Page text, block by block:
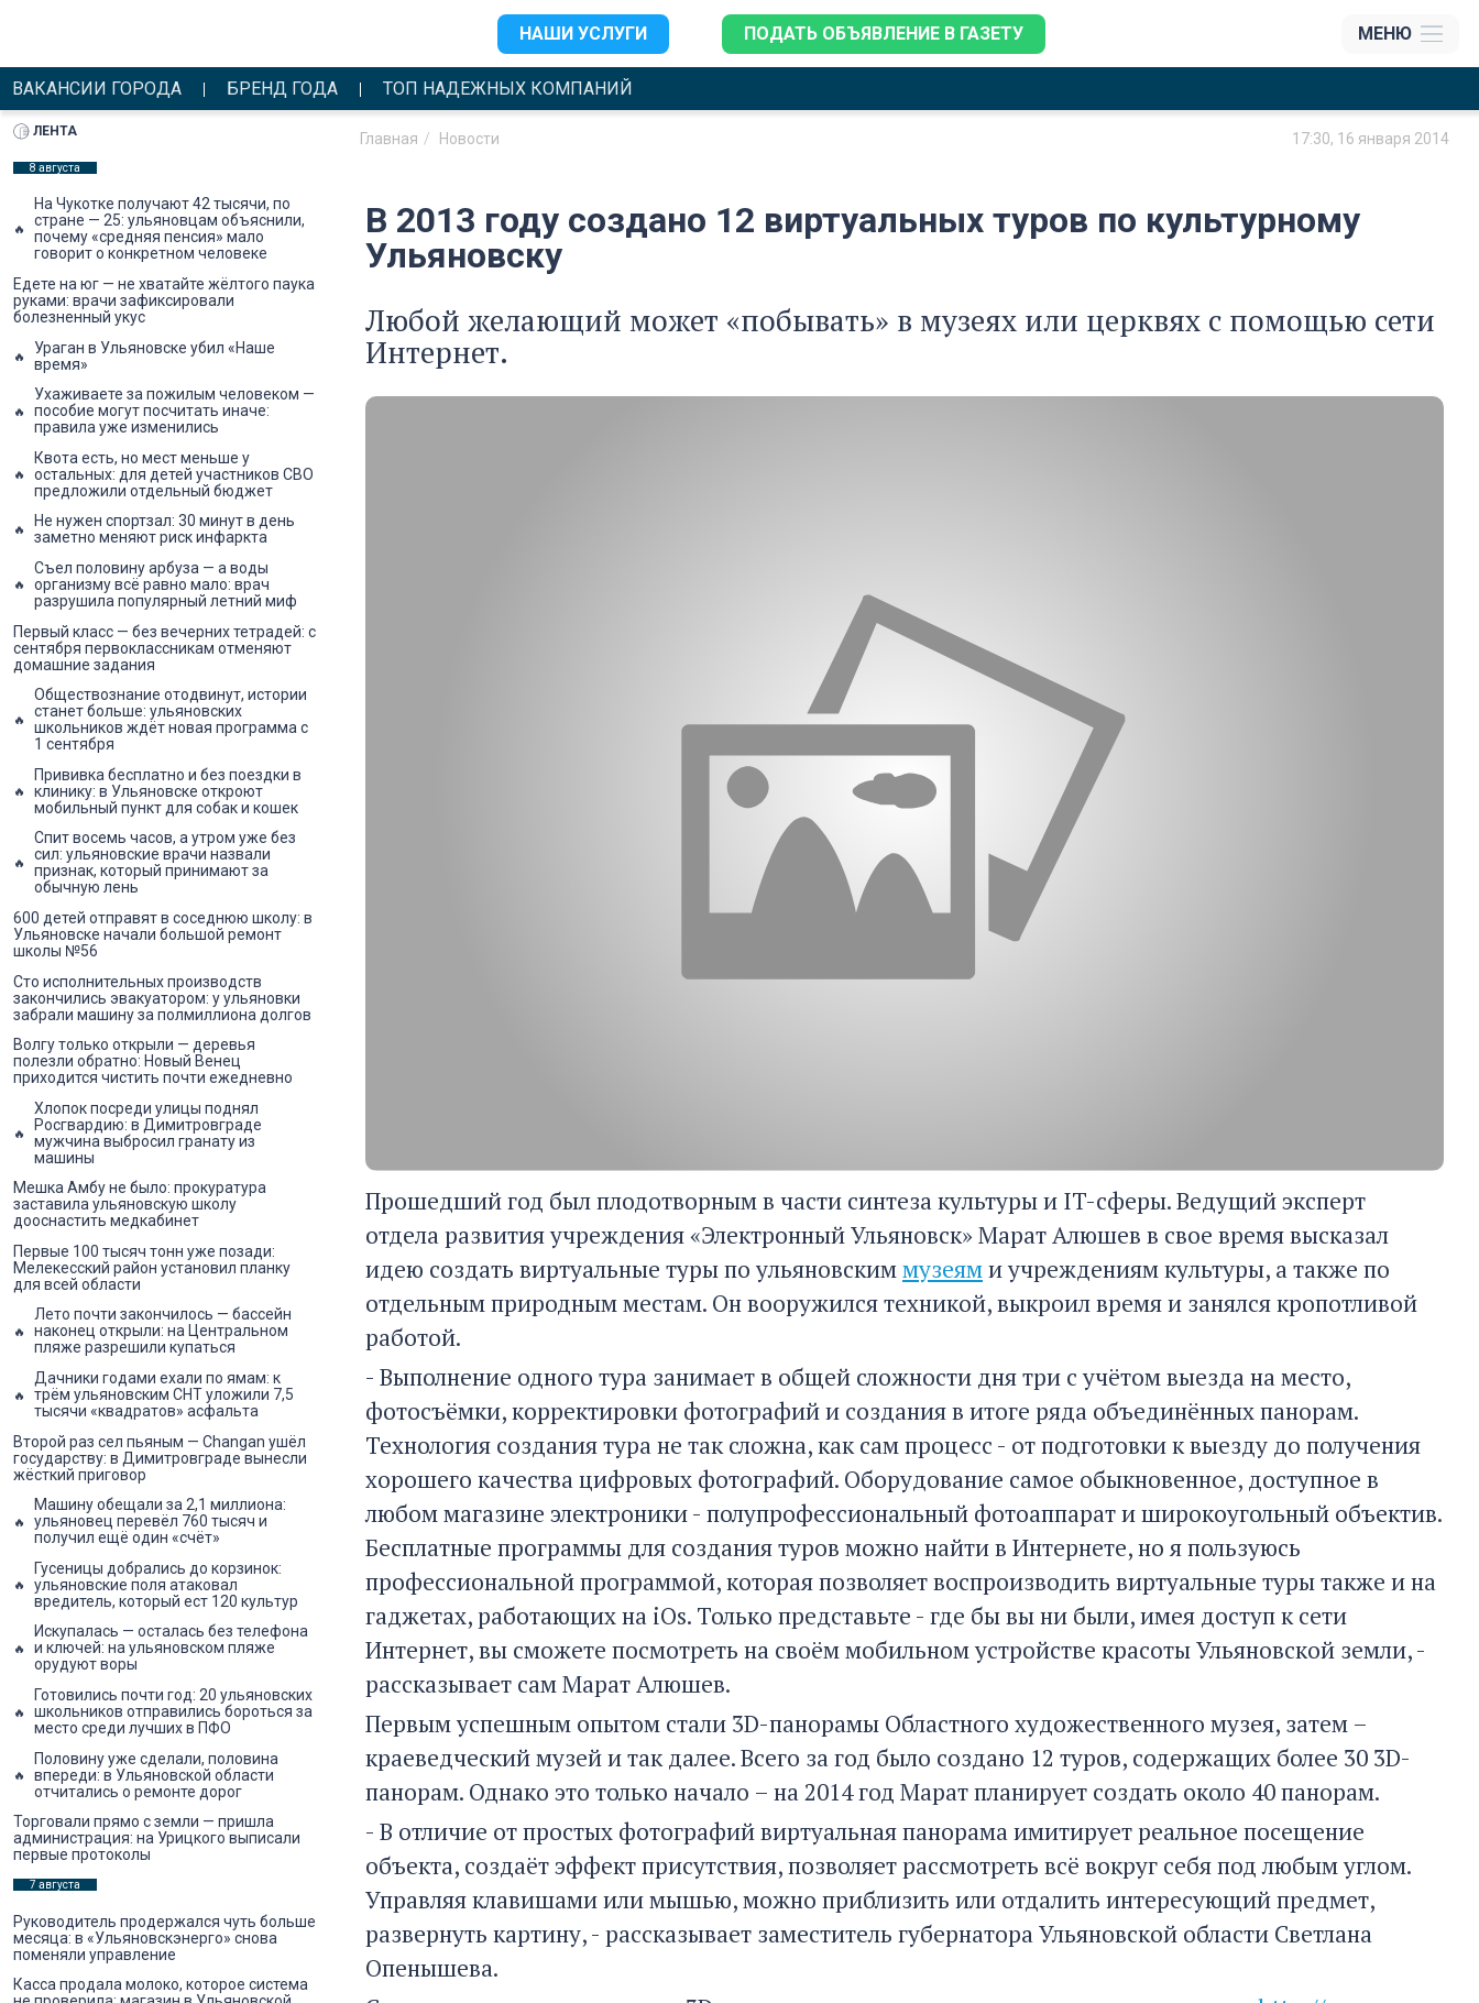
НАШИ УСЛУГИ ПОДАТЬ ОБЪЯВЛЕНИЕ В ГАЗЕТУ МЕНЮ
ВАКАНСИИ ГОРОДА БРЕНД ГОДА ТОП НАДЕЖНЫХ КОМПАНИЙ
Главная Новости 17:30, 16 января 2014
В 2013 году создано 12 виртуальных туров по культурному
Ульяновску
Любой желающий может «побывать» в музеях или церквях с помощью сети
Интернет.
Прошедший год был плодотворным в части синтеза культуры и IT-сферы. Ведущий эксперт
отдела развития учреждения «Электронный Ульяновск» Марат Алюшев в свое время высказал
идею создать виртуальные туры по ульяновскиммузеями учреждениям культуры, а также по
отдельным природным местам. Он вооружился техникой, выкроил время и занялся кропотливой
работой.
- Выполнение одного тура занимает в общей сложности дня три с учётом выезда на место,
фотосъёмки, корректировки фотографий и создания в итоге ряда объединённых панорам.
Технология создания тура не так сложна, как сам процесс - от подготовки к выезду до получения
хорошего качества цифровых фотографий. Оборудование самое обыкновенное, доступное в
любом магазине электроники - полупрофессиональный фотоаппарат и широкоугольный объектив.
Бесплатные программы для создания туров можно найти в Интернете, но я пользуюсь
профессиональной программой, которая позволяет воспроизводить виртуальные туры также и на
гаджетах, работающих на iOs. Только представьте - где бы вы ни были, имея доступ к сети
Интернет, вы сможете посмотреть на своём мобильном устройстве красоты Ульяновской земли, -
рассказывает сам Марат Алюшев.
Первым успешным опытом стали 3D-панорамы Областного художественного музея, затем –
краеведческий музей и так далее. Всего за год было создано 12 туров, содержащих более 30 3D-
панорам. Однако это только начало – на 2014 год Марат планирует создать около 40 панорам.
- В отличие от простых фотографий виртуальная панорама имитирует реальное посещение
объекта, создаёт эффект присутствия, позволяет рассмотреть всё вокруг себя под любым углом.
Управляя клавишами или мышью, можно приблизить или отдалить интересующий предмет,
развернуть картину, - рассказывает заместитель губернатора Ульяновской области Светлана
Опенышева.
ЛЕНТА
8 августа
На Чукотке получают 42 тысячи, по
стране — 25: ульяновцам объяснили,
почему «средняя пенсия» мало
говорит о конкретном человеке
Едете на юг — не хватайте жёлтого паука
руками: врачи зафиксировали
болезненный укус
Ураган в Ульяновске убил «Наше
время»
Ухаживаете за пожилым человеком —
пособие могут посчитать иначе:
правила уже изменились
Квота есть, но мест меньше у
остальных: для детей участников СВО
предложили отдельный бюджет
Не нужен спортзал: 30 минут в день
заметно меняют риск инфаркта
Съел половину арбуза — а воды
организму всё равно мало: врач
разрушила популярный летний миф
Первый класс — без вечерних тетрадей: с
сентября первоклассникам отменяют
домашние задания
Обществознание отодвинут, истории
станет больше: ульяновских
школьников ждёт новая программа с
1 сентября
Прививка бесплатно и без поездки в
клинику: в Ульяновске откроют
мобильный пункт для собак и кошек
Спит восемь часов, а утром уже без
сил: ульяновские врачи назвали
признак, который принимают за
обычную лень
600 детей отправят в соседнюю школу: в
Ульяновске начали большой ремонт
школы №56
Сто исполнительных производств
закончились эвакуатором: у ульяновки
забрали машину за полмиллиона долгов
Волгу только открыли — деревья
полезли обратно: Новый Венец
приходится чистить почти ежедневно
Хлопок посреди улицы поднял
Росгвардию: в Димитровграде
мужчина выбросил гранату из
машины
Мешка Амбу не было: прокуратура
заставила ульяновскую школу
дооснастить медкабинет
Первые 100 тысяч тонн уже позади:
Мелекесский район установил планку
для всей области
Лето почти закончилось — бассейн
наконец открыли: на Центральном
пляже разрешили купаться
Дачники годами ехали по ямам: к
трём ульяновским СНТ уложили 7,5
тысячи «квадратов» асфальта
Второй раз сел пьяным — Changan ушёл
государству: в Димитровграде вынесли
жёсткий приговор
Машину обещали за 2,1 миллиона:
ульяновец перевёл 760 тысяч и
получил ещё один «счёт»
Гусеницы добрались до корзинок:
ульяновские поля атаковал
вредитель, который ест 120 культур
Искупалась — осталась без телефона
и ключей: на ульяновском пляже
орудуют воры
Готовились почти год: 20 ульяновских
школьников отправились бороться за
место среди лучших в ПФО
Половину уже сделали, половина
впереди: в Ульяновской области
отчитались о ремонте дорог
Торговали прямо с земли — пришла
администрация: на Урицкого выписали
первые протоколы
7 августа
Руководитель продержался чуть больше
месяца: в «Ульяновскэнерго» снова
поменяли управление
Касса продала молоко, которое система